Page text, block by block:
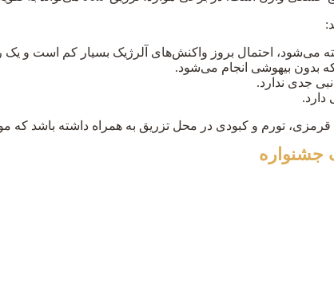
جدی ندارد.
جشنواره